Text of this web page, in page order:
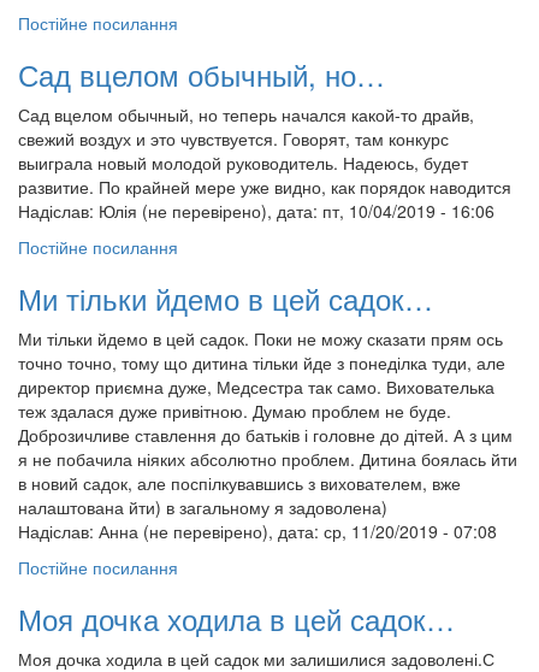
Постійне посилання
Сад вцелом обычный, но…
Сад вцелом обычный, но теперь начался какой-то драйв,
свежий воздух и это чувствуется. Говорят, там конкурс
выиграла новый молодой руководитель. Надеюсь, будет
развитие. По крайней мере уже видно, как порядок наводится
Надіслав: Юлія (не перевірено), дата: пт, 10/04/2019 - 16:06
Постійне посилання
Ми тільки йдемо в цей садок…
Ми тільки йдемо в цей садок. Поки не можу сказати прям ось
точно точно, тому що дитина тільки йде з понеділка туди, але
директор приємна дуже, Медсестра так само. Вихователька
теж здалася дуже привітною. Думаю проблем не буде.
Доброзичливе ставлення до батьків і головне до дітей. А з цим
я не побачила ніяких абсолютно проблем. Дитина боялась йти
в новий садок, але поспілкувавшись з вихователем, вже
налаштована йти) в загальному я задоволена)
Надіслав: Анна (не перевірено), дата: ср, 11/20/2019 - 07:08
Постійне посилання
Моя дочка ходила в цей садок…
Моя дочка ходила в цей садок ми залишилися задоволені.С